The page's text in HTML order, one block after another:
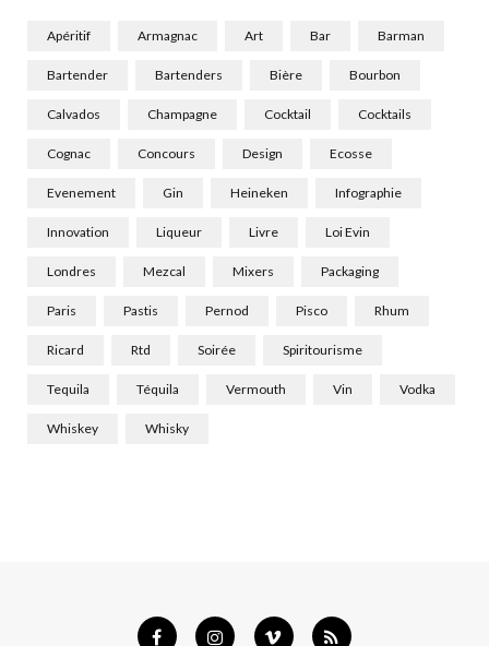
Apéritif Armagnac Art Bar Barman
Bartender Bartenders Bière Bourbon
Calvados Champagne Cocktail Cocktails
Cognac Concours Design Ecosse
Evenement Gin Heineken Infographie
Innovation Liqueur Livre Loi Evin
Londres Mezcal Mixers Packaging
Paris Pastis Pernod Pisco Rhum
Ricard Rtd Soirée Spiritourisme
Tequila Téquila Vermouth Vin Vodka
Whiskey Whisky